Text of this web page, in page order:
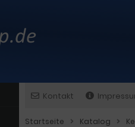
Kontakt
Startseite Katalog